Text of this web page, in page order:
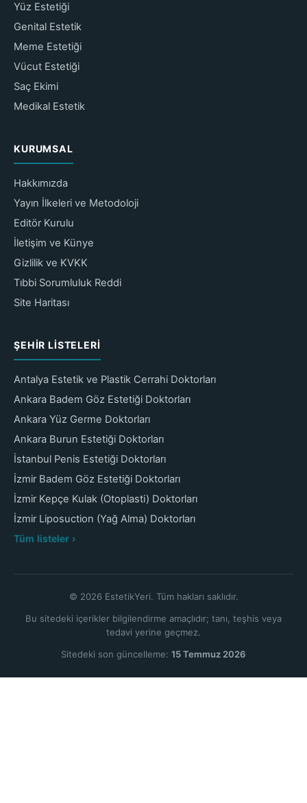
Yüz Estetiği
Genital Estetik
Meme Estetiği
Vücut Estetiği
Saç Ekimi
Medikal Estetik
KURUMSAL
Hakkımızda
Yayın İlkeleri ve Metodoloji
Editör Kurulu
İletişim ve Künye
Gizlilik ve KVKK
Tıbbi Sorumluluk Reddi
Site Haritası
ŞEHIR LISTELERI
Antalya Estetik ve Plastik Cerrahi Doktorları
Ankara Badem Göz Estetiği Doktorları
Ankara Yüz Germe Doktorları
Ankara Burun Estetiği Doktorları
İstanbul Penis Estetiği Doktorları
İzmir Badem Göz Estetiği Doktorları
İzmir Kepçe Kulak (Otoplasti) Doktorları
İzmir Liposuction (Yağ Alma) Doktorları
Tüm listeler ›
© 2026 EstetikYeri. Tüm hakları saklıdır.
Bu sitedeki içerikler bilgilendirme amaçlıdır; tanı, teşhis veya
tedavi yerine geçmez.
Sitedeki son güncelleme: 15 Temmuz 2026